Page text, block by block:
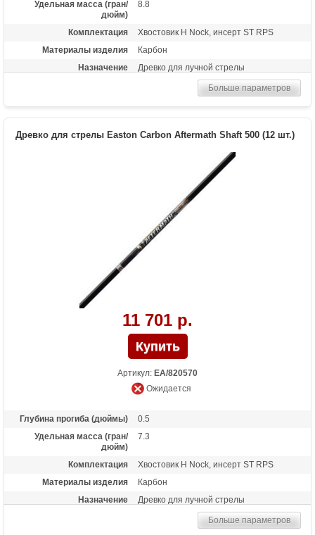
Удельная масса (гран/
дюйм)
8.8
Комплектация
Хвостовик H Nock, инсерт ST RPS
Материалы изделия
Карбон
Назначение
Древко для лучной стрелы
Больше параметров
Древко для стрелы Easton Carbon Aftermath Shaft 500 (12 шт.)
11 701 р.
Артикул: EA/820570
Ожидается
Глубина прогиба (дюймы)
0.5
Удельная масса (гран/
дюйм)
7.3
Комплектация
Хвостовик H Nock, инсерт ST RPS
Материалы изделия
Карбон
Назначение
Древко для лучной стрелы
Больше параметров